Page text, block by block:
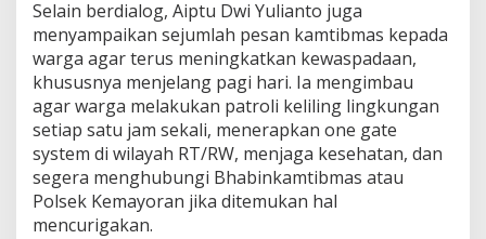
k
a
t
a
L
e
w
a
t
S
Selain berdialog, Aiptu Dwi Yulianto juga
menyampaikan sejumlah pesan kamtibmas kepada
warga agar terus meningkatkan kewaspadaan,
khususnya menjelang pagi hari. Ia mengimbau
agar warga melakukan patroli keliling lingkungan
setiap satu jam sekali, menerapkan one gate
system di wilayah RT/RW, menjaga kesehatan, dan
segera menghubungi Bhabinkamtibmas atau
Polsek Kemayoran jika ditemukan hal
mencurigakan.